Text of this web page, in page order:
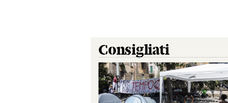
Consigliati